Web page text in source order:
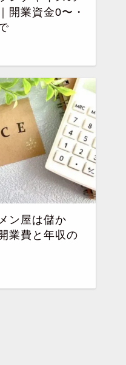
開業資金0〜・
ン屋は儲か
業費と年収の